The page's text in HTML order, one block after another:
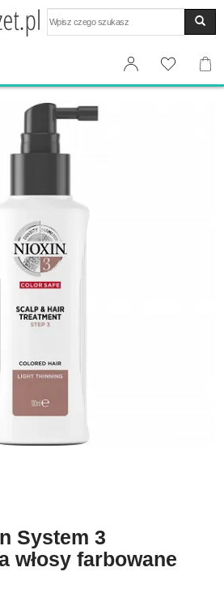
System 3
włosy farbowane